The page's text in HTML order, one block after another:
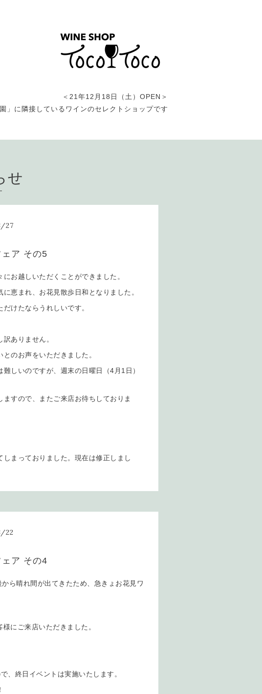
＜21年12月18日（土）OPEN＞
」に隣接しているワインのセレクトショップです
せ
/27
ア その5
お越しいただくことができました。
恵まれ、お花見散歩日和となりました。
けたならうれしいです。
ありません。
のお声をいただきました。
しいのですが、週末の日曜日（4月1日）
すので、またご来店お待ちしておりま
まっておりました。現在は修正しまし
/22
ア その4
ら晴れ間が出てきたため、急きょお花見ワ
にご来店いただきました。
、終日イベントは実施いたします。